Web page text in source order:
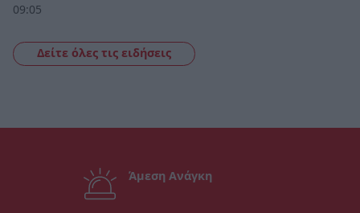
09:05
Δείτε όλες τις ειδήσεις
Άμεση Ανάγκη